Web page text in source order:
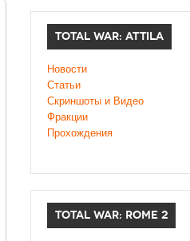
TOTAL WAR: ATTILA
Новости
Статьи
Скриншоты и Видео
Фракции
Прохождения
TOTAL WAR: ROME 2